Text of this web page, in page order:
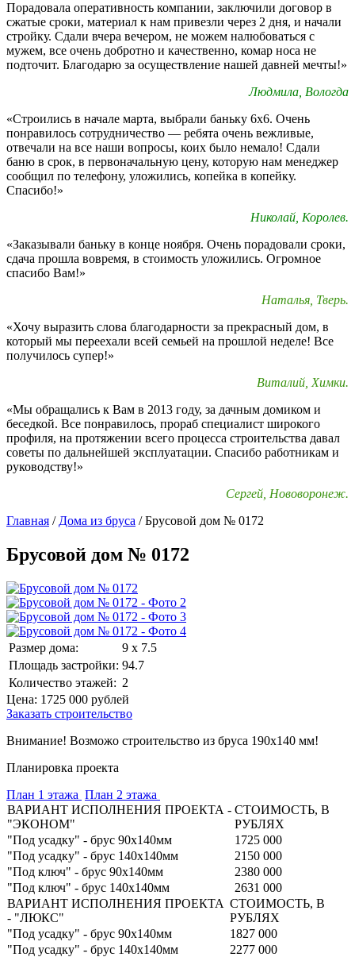
Порадовала оперативность компании, заключили договор в
сжатые сроки, материал к нам привезли через 2 дня, и начали
стройку. Сдали вчера вечером, не можем налюбоваться с
мужем, все очень добротно и качественно, комар носа не
подточит. Благодарю за осуществление нашей давней мечты!»
Людмила, Вологда
«Строились в начале марта, выбрали баньку 6х6. Очень
понравилось сотрудничество — ребята очень вежливые,
отвечали на все наши вопросы, коих было немало! Сдали
баню в срок, в первоначальную цену, которую нам менеджер
сообщил по телефону, уложились, копейка в копейку.
Спасибо!»
Николай, Королев.
«Заказывали баньку в конце ноября. Очень порадовали сроки,
сдача прошла вовремя, в стоимость уложились. Огромное
спасибо Вам!»
Наталья, Тверь.
«Хочу выразить слова благодарности за прекрасный дом, в
который мы переехали всей семьей на прошлой неделе! Все
получилось супер!»
Виталий, Химки.
«Мы обращались к Вам в 2013 году, за дачным домиком и
беседкой. Все понравилось, прораб специалист широкого
профиля, на протяжении всего процесса строительства давал
советы по дальнейшей эксплуатации. Спасибо работникам и
руководству!»
Сергей, Нововоронеж.
Главная / Дома из бруса /Брусовой дом № 0172
Брусовой дом № 0172
Размер дома:
9 x 7.5
Площадь застройки: 94.7
Количество этажей: 2
Цена: 1725 000 рублей
Заказать строительство
Внимание! Возможо строительство из бруса 190х140 мм!
Планировка проекта
План 1 этажа План 2 этажа
ВАРИАНТ ИСПОЛНЕНИЯ ПРОЕКТА -
"ЭКОНОМ"
СТОИМОСТЬ, В
РУБЛЯХ
"Под усадку" - брус 90х140мм
1725 000
"Под усадку" - брус 140х140мм
2150 000
"Под ключ" - брус 90х140мм
2380 000
"Под ключ" - брус 140х140мм
2631 000
ВАРИАНТ ИСПОЛНЕНИЯ ПРОЕКТА
- "ЛЮКС"
СТОИМОСТЬ, В
РУБЛЯХ
"Под усадку" - брус 90х140мм
1827 000
"Под усадку" - брус 140х140мм
2277 000